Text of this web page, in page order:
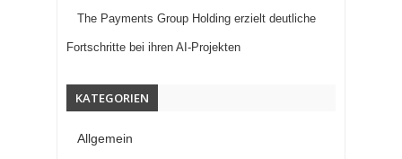
The Payments Group Holding erzielt deutliche
Fortschritte bei ihren AI-Projekten
KATEGORIEN
Allgemein